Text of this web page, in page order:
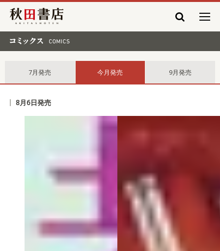
秋田書店
7月発売 今月発売 9月発売
8月6日発売